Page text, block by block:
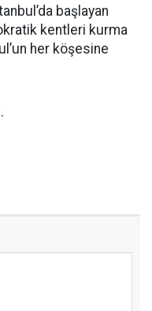
başlayan
kentleri kurma
her köşesine